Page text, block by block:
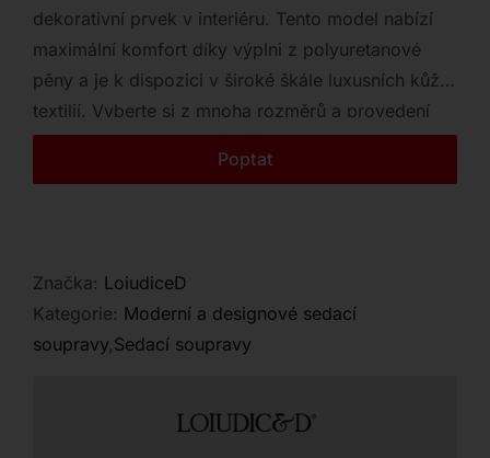
Outlet
Kontakt
dekorativní prvek v interiéru. Tento model nabízí
maximální komfort díky výplni z polyuretanové
pěny a je k dispozici v široké škále luxusních kůží i
textilií. Vyberte si z mnoha rozměrů a provedení
včetně varianty pohodlného křesla.
Poptat
Značka: LoiudiceD
Kategorie: Moderní a designové sedací
soupravy,Sedací soupravy